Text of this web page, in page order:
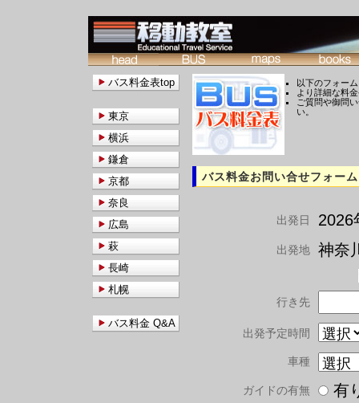
以下のフォー
より詳細な料
ご質問や御問
い。
バス料金お問い合せフォーム
出発日 2026
出発地 神奈
行き先
出発予定時間
車種
ガイドの有無
バス料金表top
東京
横浜
鎌倉
京都
奈良
広島
萩
長崎
札幌
バス料金 Q&A